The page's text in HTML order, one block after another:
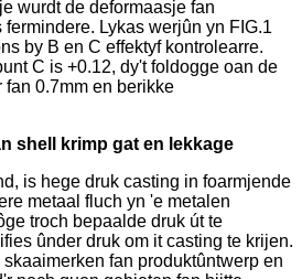
wurdt de deformaasje fan
Lykas werjûn yn FIG.1
by B en C effektyf kontrolearre.
C is +0.12, dy't foldogge oan de
0.7mm en berikke
shell krimp gat en lekkage
is hege druk casting in foarmjende
metaal fluch yn 'e metalen
troch bepaalde druk út te
ûnder druk om it casting te krijen.
fan produktûntwerp en